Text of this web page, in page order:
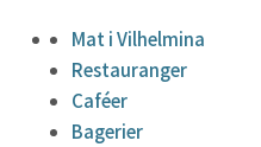
Mat i Vilhelmina
Restauranger
Caféer
Bagerier